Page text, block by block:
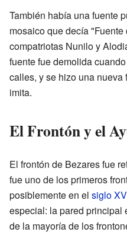
También había una fuente
mosaico que decía
compatriotas Nunilo y
fuente fue demolida
calles, y se hizo una
imita.
El Frontón y el
El frontón de Bezares fue
fue uno de los primeros
posiblemente en el siglo
especial: la pared principal
de la mayoría de los